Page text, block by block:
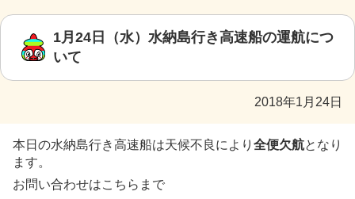
1月24日（水）水納島行き高速船の運航につ
いて
2018年1月24日
本日の水納島行き高速船は天候不良により 全便欠航となり
ます。
お問い合わせはこちらまで